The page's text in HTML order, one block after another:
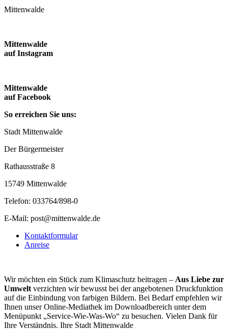
Mittenwalde
Mittenwalde
auf Instagram
Mittenwalde
auf Facebook
So erreichen Sie uns:
Stadt Mittenwalde
Der Bürgermeister
Rathausstraße 8
15749 Mittenwalde
Telefon: 033764/898-0
E-Mail: post@mittenwalde.de
Kontaktformular
Anreise
Wir möchten ein Stück zum Klimaschutz beitragen – Aus Liebe zur
Umwelt verzichten wir bewusst bei der angebotenen Druckfunktion
auf die Einbindung von farbigen Bildern. Bei Bedarf empfehlen wir
Ihnen unser Online-Mediathek im Downloadbereich unter dem
Menüpunkt „Service-Wie-Was-Wo“ zu besuchen. Vielen Dank für
Ihre Verständnis. Ihre Stadt Mittenwalde